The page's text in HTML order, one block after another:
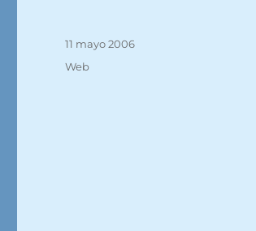
Publicado
11 mayo 2006
Categorías
Web